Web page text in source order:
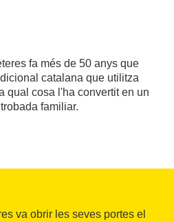
fa més de 50 anys que
catalana que utilitza
qual cosa l'ha convertit en un
familiar.
va obrir les seves portes el